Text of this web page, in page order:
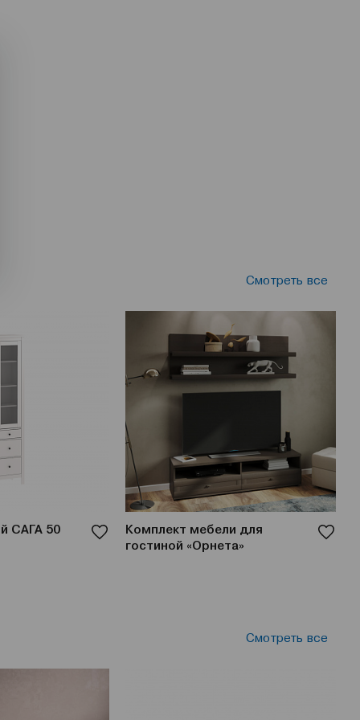
Смотреть все
САГА 50
Комплект мебели для
гостиной «Орнета»
Смотреть все